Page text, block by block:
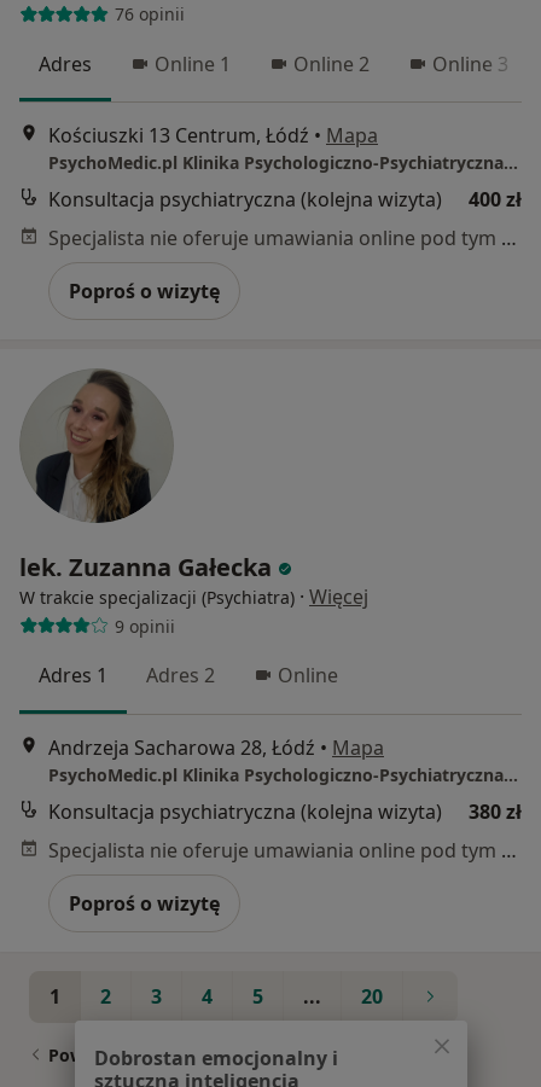
76 opinii
Adres Online 1 Online 2 Online 3
Kościuszki 13 Centrum, Łódź • Mapa
PsychoMedic.pl Klinika Psychologiczno-Psychiatryczna Łódź (al. T. Kościuszki 13, Centrum)
Konsultacja psychiatryczna (kolejna wizyta)
400 zł
Specjalista nie oferuje umawiania online pod tym adresem.
Poproś o wizytę
lek. Zuzanna Gałecka
W trakcie specjalizacji (Psychiatra) · Więcej
9 opinii
Adres 1 Adres 2 Online
Andrzeja Sacharowa 28, Łódź • Mapa
PsychoMedic.pl Klinika Psychologiczno-Psychiatryczna Łódź ul. Sacharowa 28 (Górna, Chojny)
Konsultacja psychiatryczna (kolejna wizyta)
380 zł
Specjalista nie oferuje umawiania online pod tym adresem.
Poproś o wizytę
1 2 3 4 5 ... 20
Powiązane wyszukiwania
Dobrostan emocjonalny i
sztuczna inteligencja